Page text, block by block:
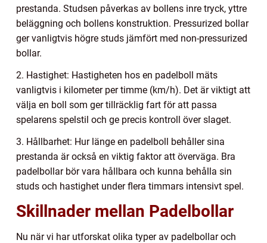
prestanda. Studsen påverkas av bollens inre tryck, yttre
beläggning och bollens konstruktion. Pressurized bollar
ger vanligtvis högre studs jämfört med non-pressurized
bollar.
2. Hastighet: Hastigheten hos en padelboll mäts
vanligtvis i kilometer per timme (km/h). Det är viktigt att
välja en boll som ger tillräcklig fart för att passa
spelarens spelstil och ge precis kontroll över slaget.
3. Hållbarhet: Hur länge en padelboll behåller sina
prestanda är också en viktig faktor att överväga. Bra
padelbollar bör vara hållbara och kunna behålla sin
studs och hastighet under flera timmars intensivt spel.
Skillnader mellan Padelbollar
Nu när vi har utforskat olika typer av padelbollar och